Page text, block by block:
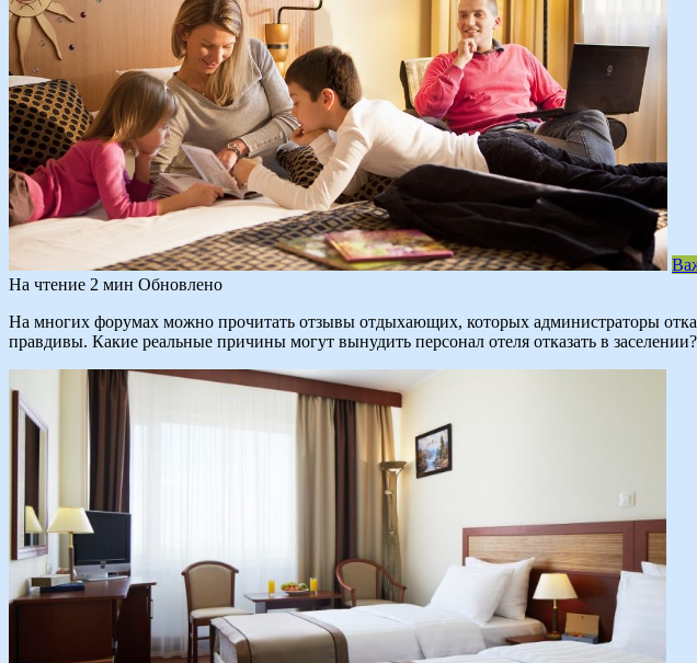
На чтение 2 мин Обновлено
На многих форумах можно прочитать отзывы отдыхающих, которых администраторы
правдивы. Какие реальные причины могут вынудить персонал отеля отказать в заселении?